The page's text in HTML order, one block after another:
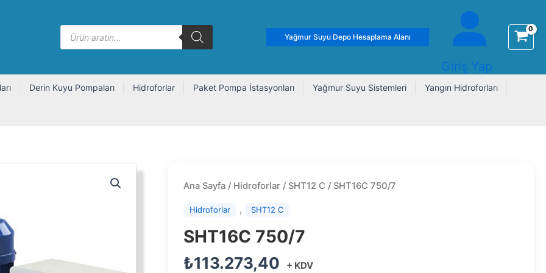
search
Yağmur Suyu Depo Hesaplama Alanı
Giriş Yap
Derin Kuyu Pompaları Hidroforlar Paket Pompa İstasyonları Yağmur Suyu Sistemleri Yangın Hidroforları
Ana Sayfa / Hidroforlar / SHT12 C / SHT16C 750/7
Hidroforlar , SHT12 C
SHT16C 750/7
₺113.273,40 + KDV